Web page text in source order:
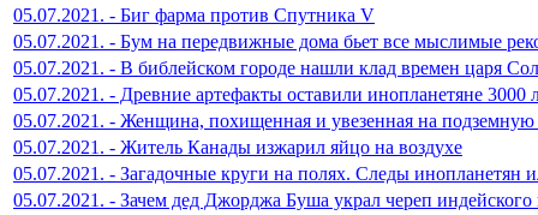
05.07.2021. - Биг фарма против Спутника V
05.07.2021. - Бум на передвижные дома бьет все мыслимые
05.07.2021. - В библейском городе нашли клад времен царя
05.07.2021. - Древние артефакты оставили инопланетяне 3000
05.07.2021. - Женщина, похищенная и увезенная на подземную
05.07.2021. - Житель Канады изжарил яйцо на воздухе
05.07.2021. - Загадочные круги на полях. Следы инопланетян
05.07.2021. - Зачем дед Джорджа Буша украл череп индейского